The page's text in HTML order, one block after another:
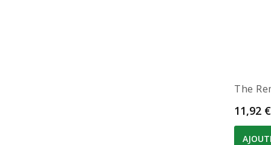
The
Prix
11,92 €